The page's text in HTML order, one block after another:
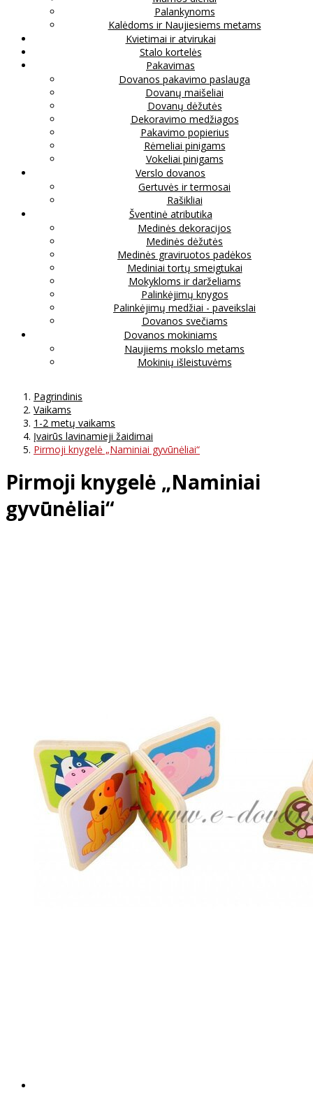
Palankynoms
Kalėdoms ir Naujiesiems metams
Kvietimai ir atvirukai
Stalo kortelės
Pakavimas
Dovanos pakavimo paslauga
Dovanų maišeliai
Dovanų dėžutės
Dekoravimo medžiagos
Pakavimo popierius
Rėmeliai pinigams
Vokeliai pinigams
Verslo dovanos
Gertuvės ir termosai
Rašikliai
Šventinė atributika
Medinės dekoracijos
Medinės dėžutės
Medinės graviruotos padėkos
Mediniai tortų smeigtukai
Mokykloms ir darželiams
Palinkėjimų knygos
Palinkėjimų medžiai - paveikslai
Dovanos svečiams
Dovanos mokiniams
Naujiems mokslo metams
Mokinių išleistuvėms
Pagrindinis
Vaikams
1-2 metų vaikams
Įvairūs lavinamieji žaidimai
Pirmoji knygelė „Naminiai gyvūnėliai“
Pirmoji knygelė „Naminiai
gyvūnėliai“